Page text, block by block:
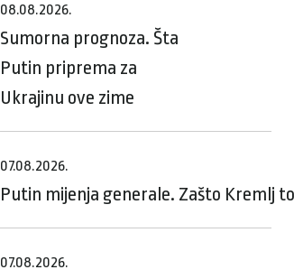
08.08.2026.
Sumorna prognoza. Šta
Putin priprema za
Ukrajinu ove zime
07.08.2026.
Putin mijenja generale. Zašto Kremlj
07.08.2026.